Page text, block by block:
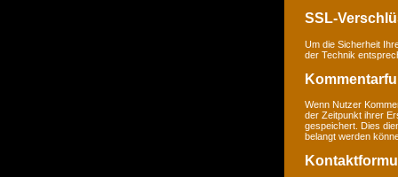
SSL-
Um die Sicherheit
der Technik
Wenn Nutzer
der Zeitpunkt ihrer
gespeichert. Dies
belangt werden